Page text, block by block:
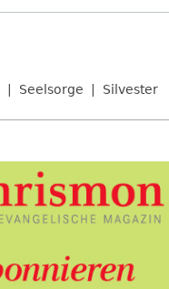
Seelsorge Silvester